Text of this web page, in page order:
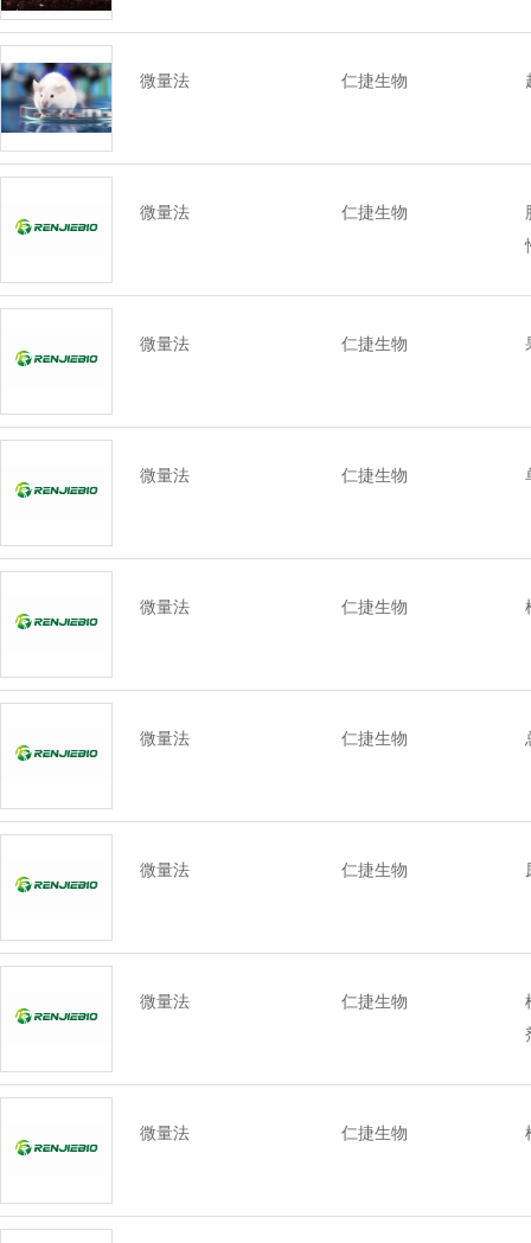
微量法 仁捷生物
微量法 仁捷生物
微量法 仁捷生物
微量法 仁捷生物
微量法 仁捷生物
微量法 仁捷生物
微量法 仁捷生物
微量法 仁捷生物
微量法 仁捷生物